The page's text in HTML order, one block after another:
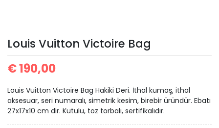
Bag
Louis Vuitton Victoire Bag
€190,00
Louis Vuitton Victoire Bag Hakiki Deri. İthal kumaş, ithal
aksesuar, seri numaralı, simetrik kesim, birebir üründür. Ebatı
27x17x10 cm dir. Kutulu, toz torbalı, sertifikalıdır.